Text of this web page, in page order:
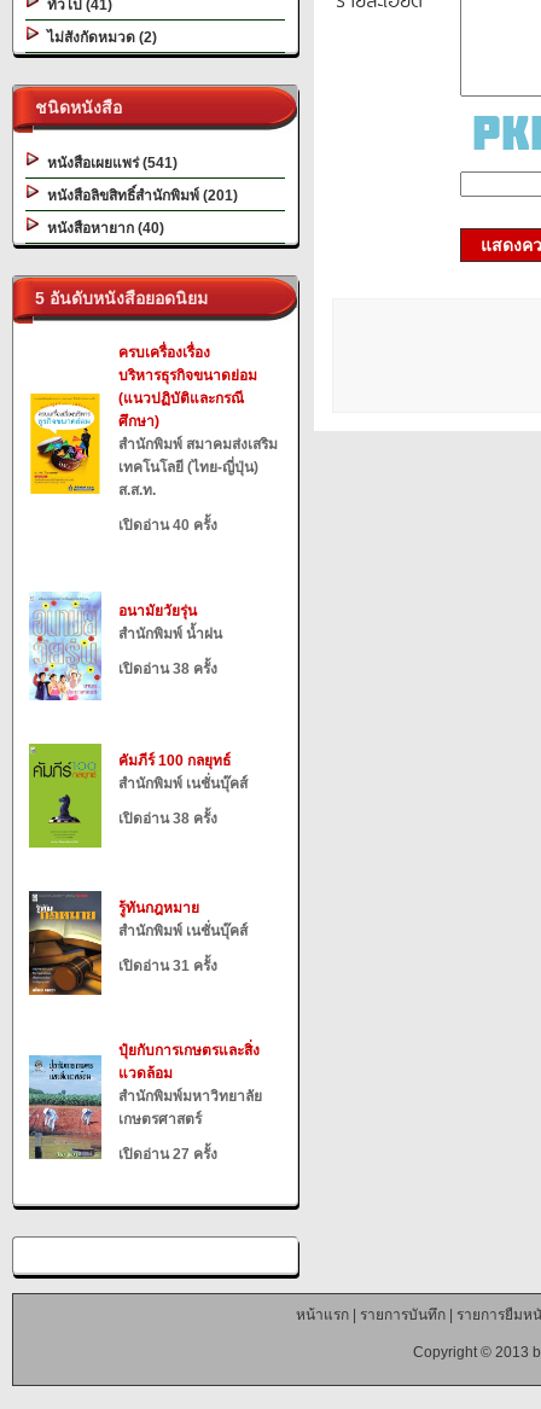
ทั่วไป (41)
ไม่สังกัดหมวด (2)
ชนิดหนังสือ
หนังสือเผยแพร่ (541)
หนังสือลิขสิทธิ์สำนักพิมพ์ (201)
หนังสือหายาก (40)
5 อันดับหนังสือยอดนิยม
ครบเครื่องเรื่อง
บริหารธุรกิจขนาดย่อม
(แนวปฏิบัติและกรณี
ศึกษา)
สำนักพิมพ์ สมาคมส่งเสริม
เทคโนโลยี (ไทย-ญี่ปุ่น)
ส.ส.ท.
เปิดอ่าน 40 ครั้ง
อนามัยวัยรุ่น
สำนักพิมพ์ น้ำฝน
เปิดอ่าน 38 ครั้ง
คัมภีร์ 100 กลยุทธ์
สำนักพิมพ์ เนชั่นบุ๊คส์
เปิดอ่าน 38 ครั้ง
รู้ทันกฎหมาย
สำนักพิมพ์ เนชั่นบุ๊คส์
เปิดอ่าน 31 ครั้ง
ปุ๋ยกับการเกษตรและสิ่ง
แวดล้อม
สำนักพิมพ์มหาวิทยาลัย
เกษตรศาสตร์
เปิดอ่าน 27 ครั้ง
แสดงค
หน้าแรก| รายการบันทึก| รายการยืมห
Copyright © 2013